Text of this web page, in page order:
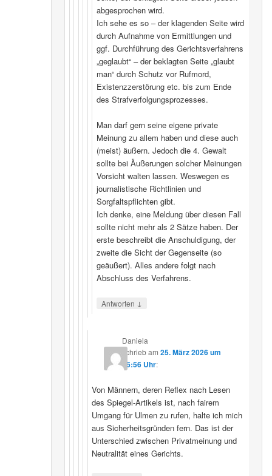
abgesprochen wird.
Ich sehe es so – der klagenden Seite wird
durch Aufnahme von Ermittlungen und
ggf. Durchführung des Gerichtsverfahrens
„geglaubt“ – der beklagten Seite „glaubt
man“ durch Schutz vor Rufmord,
Existenzzerstörung etc. bis zum Ende
des Strafverfolgungsprozesses.
Man darf gern seine eigene private
Meinung zu allem haben und diese auch
(meist) äußern. Jedoch die 4. Gewalt
sollte bei Äußerungen solcher Meinungen
Vorsicht walten lassen. Weswegen es
journalistische Richtlinien und
Sorgfaltspflichten gibt.
Ich denke, eine Meldung über diesen Fall
sollte nicht mehr als 2 Sätze haben. Der
erste beschreibt die Anschuldigung, der
zweite die Sicht der Gegenseite (so
geäußert). Alles andere folgt nach
Abschluss des Verfahrens.
Antworten ↓
Daniela
schriebam25. März 2026 um
16:56 Uhr:
Von Männern, deren Reflex nach Lesen
des Spiegel-Artikels ist, nach fairem
Umgang für Ulmen zu rufen, halte ich mich
aus Sicherheitsgründen fern. Das ist der
Unterschied zwischen Privatmeinung und
Neutralität eines Gerichts.